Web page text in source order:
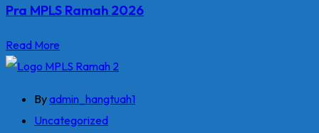
Pra MPLS Ramah 2026
Read More
Byadmin_hangtuah1
Uncategorized